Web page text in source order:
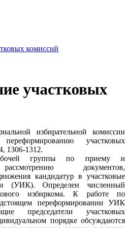
комиссий
участковых
избирательной комиссии
участковых
1306-1312.
группы по приему и
документов,
кандидатур в участковые
(УИК). Определен численный
избиркома. К работе по
переформировании УИК
председатели участковых
порядке обсуждаются